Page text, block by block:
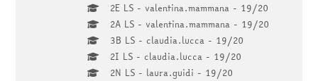
2E LS - valentina.mammana - 19/20
2A LS - valentina.mammana - 19/20
3B LS - claudia.lucca - 19/20
2I LS - claudia.lucca - 19/20
2N LS - laura.guidi - 19/20